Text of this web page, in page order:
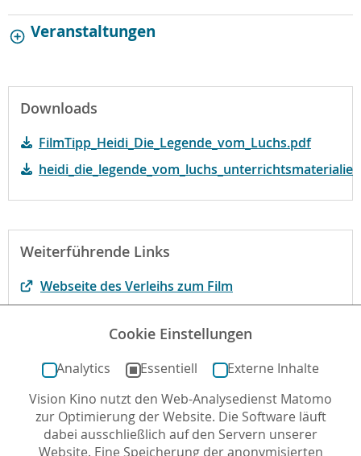
Veranstaltungen
Downloads
FilmTipp_Heidi_Die_Legende_vom_Luchs.pdf
Weiterführende Links
Webseite des Verleihs zum Film
Begründung der fbw-Jugend Filmjury
Autor*in: Sabine Kögel-Popp , 02.06.2025 , letzte
Aktualisierung: 04.08.2025
Cookie Einstellungen
Analytics Essentiell
Externe Inhalte
Vision Kino nutzt den Web-Analysedienst Matomo
zur Optimierung der Website. Die Software läuft
dabei ausschließlich auf den Servern unserer
Website. Eine Speicherung der anonymisierten